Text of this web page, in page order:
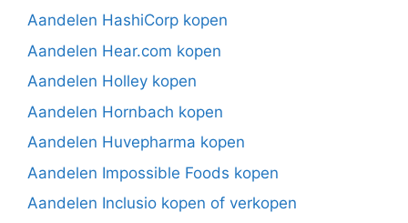
Aandelen HashiCorp kopen
Aandelen Hear.com kopen
Aandelen Holley kopen
Aandelen Hornbach kopen
Aandelen Huvepharma kopen
Aandelen Impossible Foods kopen
Aandelen Inclusio kopen of verkopen